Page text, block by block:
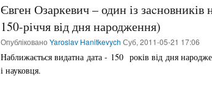
Євген Озаркевич – один із
150-річчя від дня народження)
Опубліковано Yaroslav Hanitkevych Суб, 2011-05-21 17:06
Наближається видатна дата - 150 років від дня
і науковця.